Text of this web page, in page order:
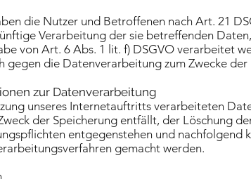
die Nutzer und Betroffenen nach Art. 21
Verarbeitung der sie betreffenden
von Art. 6 Abs. 1 lit. f) DSGVO verarbeitet
gegen die Datenverarbeitung zum Zwecke
zur Datenverarbeitung
unseres Internetauftritts verarbeiteten
der Speicherung entfällt, der Löschung
entgegenstehen und nachfolgend
gemacht werden.